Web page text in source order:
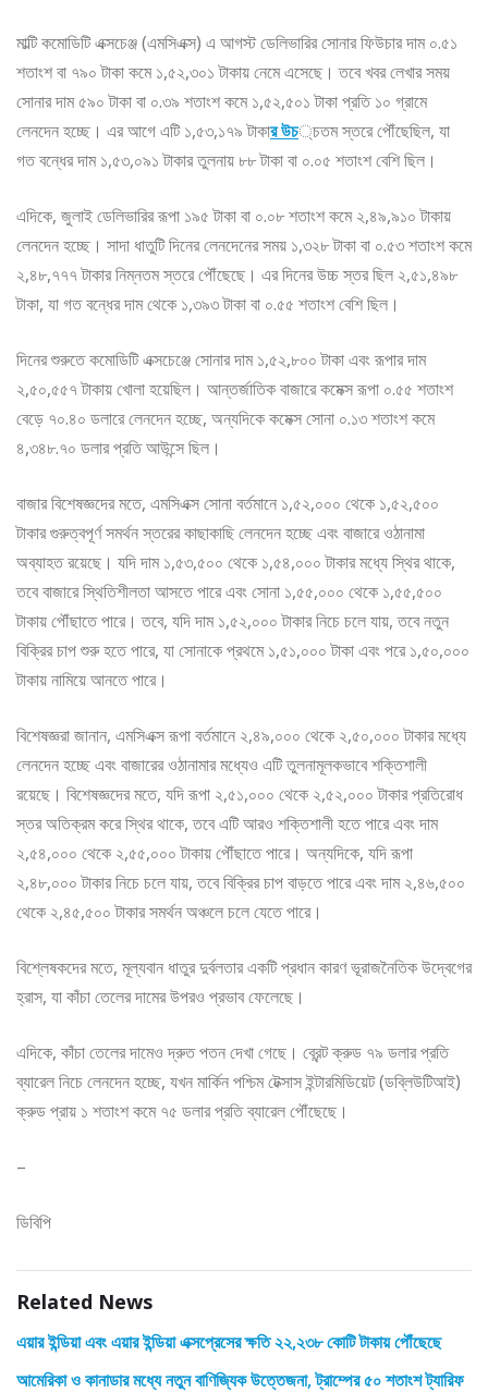
মাল্টি কমোডিটি এক্সচেঞ্জ (এমসিএক্স) এ আগস্ট ডেলিভারির সোনার ফিউচার দাম ০.৫১
শতাংশ বা ৭৯০ টাকা কমে ১,৫২,৩০১ টাকায় নেমে এসেছে। তবে খবর লেখার সময়
সোনার দাম ৫৯০ টাকা বা ০.৩৯ শতাংশ কমে ১,৫২,৫০১ টাকা প্রতি ১০ গ্রামে
লেনদেন হচ্ছে। এর আগে এটি ১,৫৩,১৭৯ টাকার উচ্চতম স্তরে পৌঁছেছিল, যা
গত বন্ধের দাম ১,৫৩,০৯১ টাকার তুলনায় ৮৮ টাকা বা ০.০৫ শতাংশ বেশি ছিল।
এদিকে, জুলাই ডেলিভারির রূপা ১৯৫ টাকা বা ০.০৮ শতাংশ কমে ২,৪৯,৯১০ টাকায়
লেনদেন হচ্ছে। সাদা ধাতুটি দিনের লেনদেনের সময় ১,৩২৮ টাকা বা ০.৫৩ শতাংশ কমে
২,৪৮,৭৭৭ টাকার নিম্নতম স্তরে পৌঁছেছে। এর দিনের উচ্চ স্তর ছিল ২,৫১,৪৯৮
টাকা, যা গত বন্ধের দাম থেকে ১,৩৯৩ টাকা বা ০.৫৫ শতাংশ বেশি ছিল।
দিনের শুরুতে কমোডিটি এক্সচেঞ্জে সোনার দাম ১,৫২,৮০০ টাকা এবং রূপার দাম
২,৫০,৫৫৭ টাকায় খোলা হয়েছিল। আন্তর্জাতিক বাজারে কমেক্স রূপা ০.৫৫ শতাংশ
বেড়ে ৭০.৪০ ডলারে লেনদেন হচ্ছে, অন্যদিকে কমেক্স সোনা ০.১৩ শতাংশ কমে
৪,৩৪৮.৭০ ডলার প্রতি আউন্সে ছিল।
বাজার বিশেষজ্ঞদের মতে, এমসিএক্স সোনা বর্তমানে ১,৫২,০০০ থেকে ১,৫২,৫০০
টাকার গুরুত্বপূর্ণ সমর্থন স্তরের কাছাকাছি লেনদেন হচ্ছে এবং বাজারে ওঠানামা
অব্যাহত রয়েছে। যদি দাম ১,৫৩,৫০০ থেকে ১,৫৪,০০০ টাকার মধ্যে স্থির থাকে,
তবে বাজারে স্থিতিশীলতা আসতে পারে এবং সোনা ১,৫৫,০০০ থেকে ১,৫৫,৫০০
টাকায় পৌঁছাতে পারে। তবে, যদি দাম ১,৫২,০০০ টাকার নিচে চলে যায়, তবে নতুন
বিক্রির চাপ শুরু হতে পারে, যা সোনাকে প্রথমে ১,৫১,০০০ টাকা এবং পরে ১,৫০,০০০
টাকায় নামিয়ে আনতে পারে।
বিশেষজ্ঞরা জানান, এমসিএক্স রূপা বর্তমানে ২,৪৯,০০০ থেকে ২,৫০,০০০ টাকার মধ্যে
লেনদেন হচ্ছে এবং বাজারের ওঠানামার মধ্যেও এটি তুলনামূলকভাবে শক্তিশালী
রয়েছে। বিশেষজ্ঞদের মতে, যদি রূপা ২,৫১,০০০ থেকে ২,৫২,০০০ টাকার প্রতিরোধ
স্তর অতিক্রম করে স্থির থাকে, তবে এটি আরও শক্তিশালী হতে পারে এবং দাম
২,৫৪,০০০ থেকে ২,৫৫,০০০ টাকায় পৌঁছাতে পারে। অন্যদিকে, যদি রূপা
২,৪৮,০০০ টাকার নিচে চলে যায়, তবে বিক্রির চাপ বাড়তে পারে এবং দাম ২,৪৬,৫০০
থেকে ২,৪৫,৫০০ টাকার সমর্থন অঞ্চলে চলে যেতে পারে।
বিশ্লেষকদের মতে, মূল্যবান ধাতুর দুর্বলতার একটি প্রধান কারণ ভূরাজনৈতিক উদ্বেগের
হ্রাস, যা কাঁচা তেলের দামের উপরও প্রভাব ফেলেছে।
এদিকে, কাঁচা তেলের দামেও দ্রুত পতন দেখা গেছে। ব্রেন্ট ক্রুড ৭৯ ডলার প্রতি
ব্যারেল নিচে লেনদেন হচ্ছে, যখন মার্কিন পশ্চিম টেক্সাস ইন্টারমিডিয়েট (ডব্লিউটিআই)
ক্রুড প্রায় ১ শতাংশ কমে ৭৫ ডলার প্রতি ব্যারেল পৌঁছেছে।
–
ডিবিপি
Related News
এয়ার ইন্ডিয়া এবং এয়ার ইন্ডিয়া এক্সপ্রেসের ক্ষতি ২২,২৩৮ কোটি টাকায় পৌঁছেছে
আমেরিকা ও কানাডার মধ্যে নতুন বাণিজ্যিক উত্তেজনা, ট্রাম্পের ৫০ শতাংশ ট্যারিফ